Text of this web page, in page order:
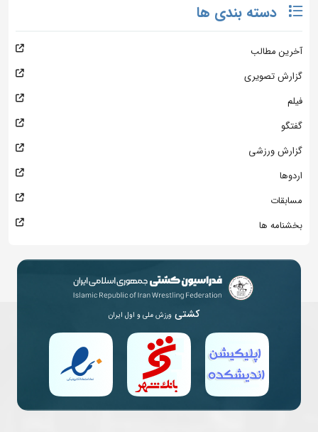
دسته بندی ها
آخرین مطالب
گزارش تصویری
فیلم
گفتگو
گزارش ورزشی
اردوها
مسابقات
بخشنامه ها
کشتی ورزش ملی و اول ایران